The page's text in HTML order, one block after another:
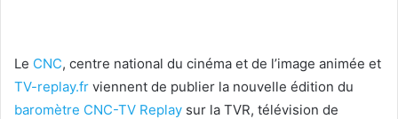
Le CNC, centre national du cinéma et de l’image animée et
TV-replay.fr viennent de publier la nouvelle édition du
baromètre CNC-TV Replay sur la TVR, télévision de